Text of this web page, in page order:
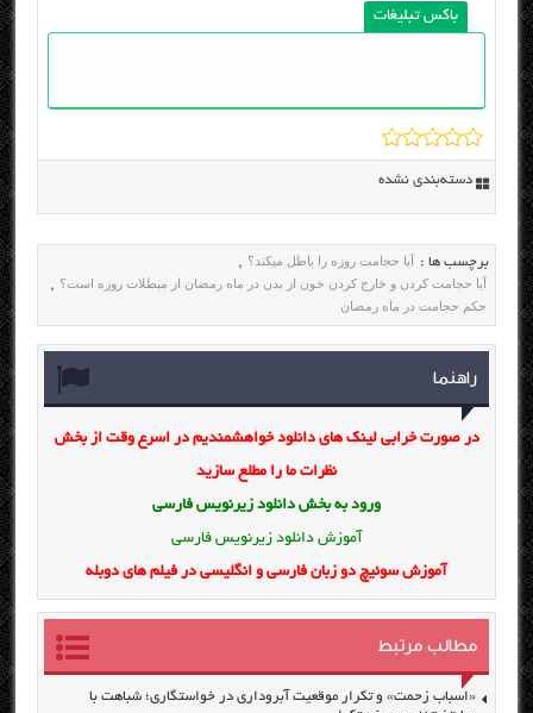
باکس تبلیغات
دسته‌بندی نشده
برچسب ها : آیا حجامت روزه را باطل میکند؟ ,
آیا حجامت کردن و خارج کردن خون از بدن در ماه رمضان از مبطلات روزه است؟ ,
حکم حجامت در ماه رمضان
راهنما
در صورت خرابی لینک های دانلود خواهشمندیم در اسرع وقت از بخش
نظرات ما را مطلع سازید
ورود به بخش دانلود زیرنویس فارسی
آموزش دانلود زیرنویس فارسی
آموزش سوئیچ دو زبان فارسی و انگلیسی در فیلم های دوبله
مطالب مرتبط
«اسباب زحمت» و تکرار موقعیت آبروداری در خواستگاری؛ شباهت با